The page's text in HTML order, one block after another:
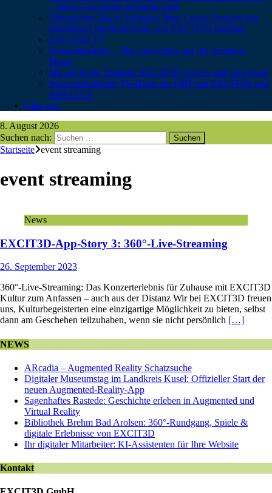
– Wenn Geschichte lebendig wird
Historischer Tag in Solingen: Max-Leven-Zentrum mit
interaktiver Medientechnik von EXCIT3D eröffnet
EXCIT3D TV
Pressemitteilung – Die Liewerfrau auf der formnext
Messe
Mit uns in die Zukunft: EXCIT3D forscht und entwickelt
Wissenschaftliche TV-Doku des ORF mit EXCIT3D und
RIMASYS
Über uns
8. August 2026
Suchen nach:
Startseite event streaming
event streaming
News
EXCIT3D-App-Story 3: 360°-Live-Streaming
26. September 2023
360°-Live-Streaming: Das Konzerterlebnis für Zuhause mit EXCIT3D
Kultur zum Anfassen – auch aus der Distanz Wir bei EXCIT3D freuen
uns, Kulturbegeisterten eine einzigartige Möglichkeit zu bieten, selbst
dann am Geschehen teilzuhaben, wenn sie nicht persönlich […]
NEWS
ARcadia – Augmented Reality Schatzsuche
Digitaler Museumstag im Landkreis Kusel: Offizieller Start der
neuen Augmented-Reality-App
Sagenhaftes Rastede: Geschichte erleben in Augmented und
Virtual Reality
Bibliothek Brehm Bad Arolsen: 360°-Rundgang, Spiele &
digitale Erlebnisse von EXCIT3D
Ihr digitaler Mitarbeiter: KI-Assistenten für Ihre Website
Kontakt